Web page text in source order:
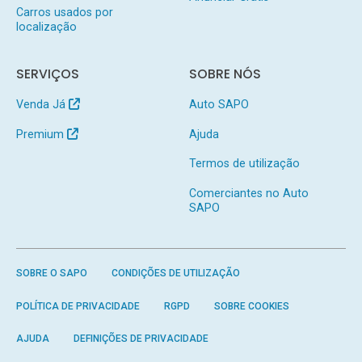
Carros usados por
localização
SERVIÇOS
Venda Já
Premium
SOBRE NÓS
Auto SAPO
Ajuda
Termos de utilização
Comerciantes no Auto
SAPO
SOBRE O SAPO CONDIÇÕES DE UTILIZAÇÃO
POLÍTICA DE PRIVACIDADE RGPD SOBRE COOKIES
AJUDA DEFINIÇÕES DE PRIVACIDADE